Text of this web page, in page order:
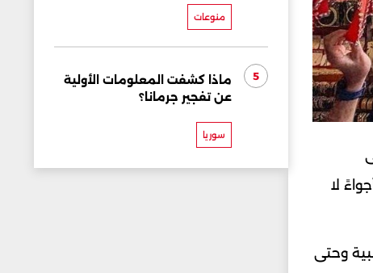
لا
وحتى
منوعات
5
ماذا كشفت المعلومات الأولية
عن تفجير جرمانا؟
سوريا